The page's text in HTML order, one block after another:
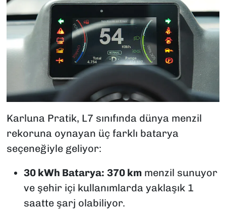
Karluna Pratik, L7 sınıfında dünya menzil
rekoruna oynayan üç farklı batarya
seçeneğiyle geliyor:
30 kWh Batarya: 370 kmmenzil sunuyor
ve şehir içi kullanımlarda yaklaşık 1
saatte şarj olabiliyor.